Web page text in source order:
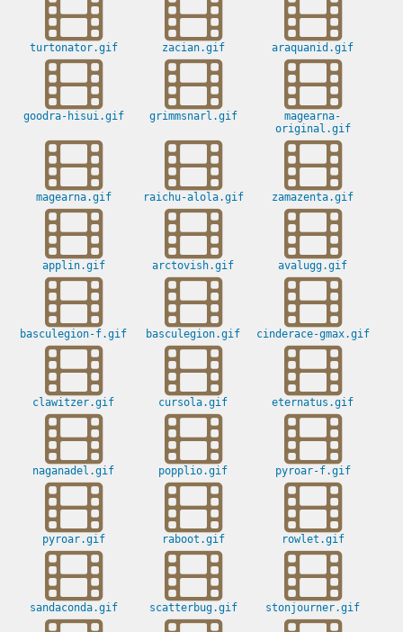
turtonator.gif zacian.gif araquanid.gif
goodra-hisui.gif grimmsnarl.gif
magearna-
original.gif
magearna.gif raichu-alola.gif zamazenta.gif
applin.gif arctovish.gif avalugg.gif
basculegion-f.gif basculegion.gif cinderace-gmax.gif
clawitzer.gif cursola.gif eternatus.gif
naganadel.gif popplio.gif pyroar-f.gif
pyroar.gif raboot.gif rowlet.gif
sandaconda.gif scatterbug.gif stonjourner.gif